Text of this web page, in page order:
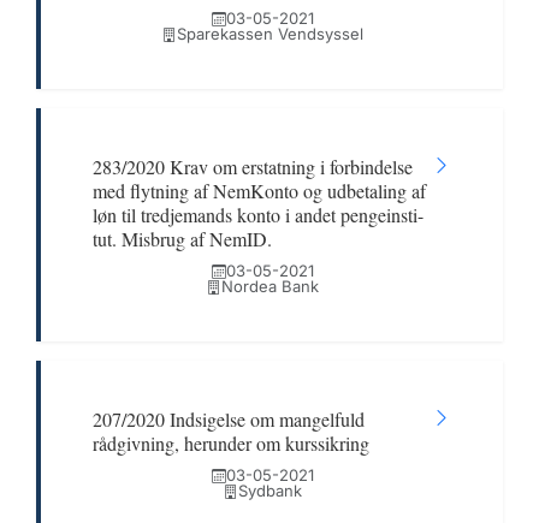
03-05-2021
Sparekassen Vendsyssel
283/2020 Krav om erstatning i forbindelse
med flytning af NemKonto og udbetaling af
løn til tredjemands konto i andet pengeinsti-
tut. Misbrug af NemID.
03-05-2021
Nordea Bank
207/2020 Indsigelse om mangelfuld
rådgivning, herunder om kurssikring
03-05-2021
Sydbank